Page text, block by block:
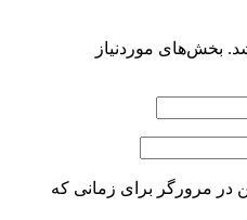
بخش‌های موردنیاز
در مرورگر برای زمانی که